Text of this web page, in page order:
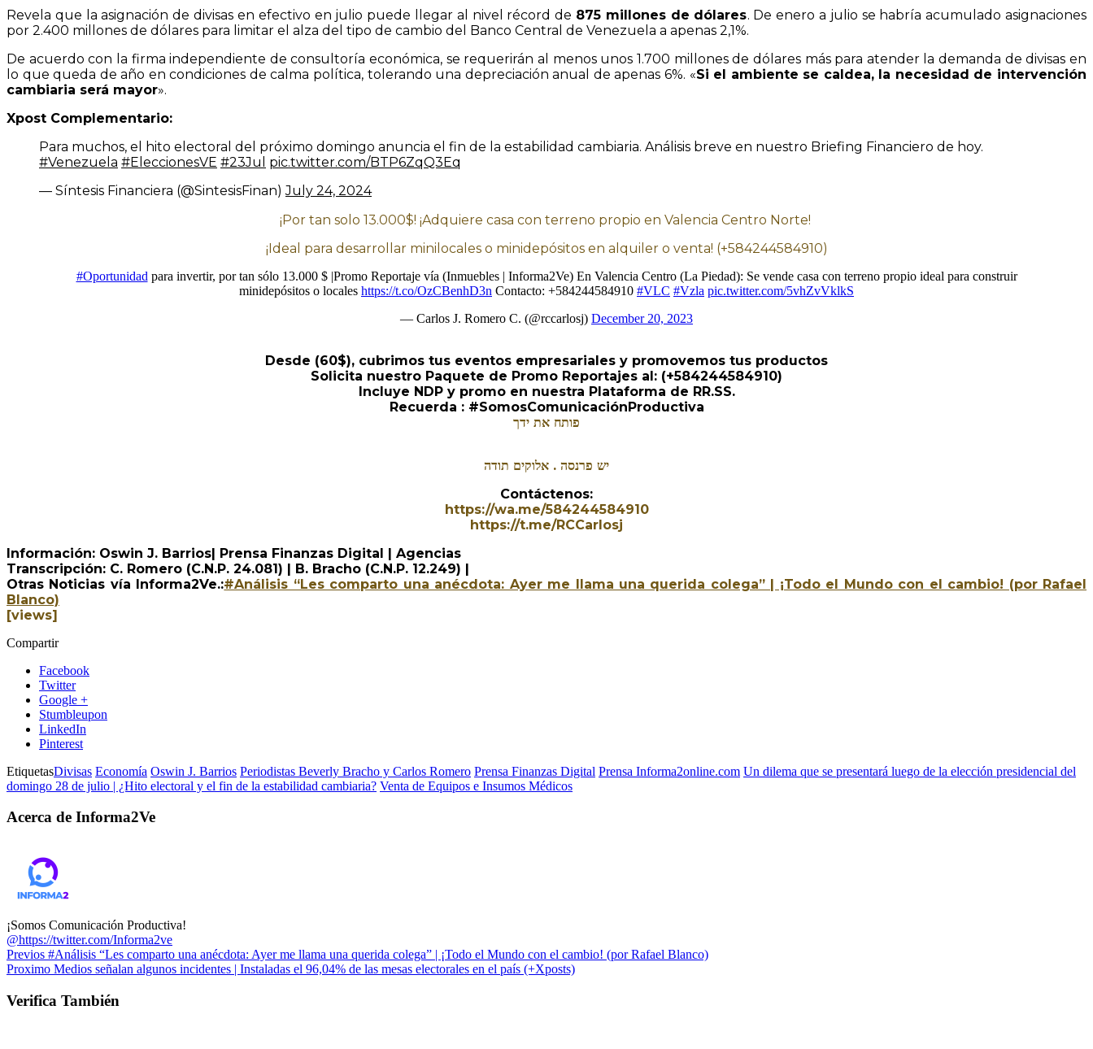
Revela que la asignación de divisas en efectivo en julio puede llegar al nivel récord de 875 millones de dólares. De enero a julio se habría acumulado asignaciones
por 2.400 millones de dólares para limitar el alza del tipo de cambio del Banco Central de Venezuela a apenas 2,1%.
De acuerdo con la firma independiente de consultoría económica, se requerirán al menos unos 1.700 millones de dólares más para atender la demanda de divisas en
lo que queda de año en condiciones de calma política, tolerando una depreciación anual de apenas 6%. «Si el ambiente se caldea, la necesidad de intervención
cambiaria será mayor».
Xpost Complementario:
Para muchos, el hito electoral del próximo domingo anuncia el fin de la estabilidad cambiaria. Análisis breve en nuestro Briefing Financiero de hoy.
#Venezuela #EleccionesVE #23Jul
pic.twitter.com/BTP6ZqQ3Eq
— Síntesis Financiera (@SintesisFinan)July 24, 2024
¡Por tan solo 13.000$! ¡Adquiere casa con terreno propio en Valencia Centro Norte!
¡Ideal para desarrollar minilocales o minidepósitos en alquiler o venta! (+584244584910)
#Oportunidad para invertir, por tan sólo 13.000 $ |Promo Reportaje vía (Inmuebles | Informa2Ve) En Valencia Centro (La Piedad): Se vende casa con terreno propio ideal para construir
minidepósitos o locales https://t.co/OzCBenhD3n Contacto: +584244584910 #VLC #Vzla pic.twitter.com/5vhZvVklkS
— Carlos J. Romero C. (@rccarlosj) December 20, 2023
Desde (60$), cubrimos tus eventos empresariales y promovemos tus productos
Solicita nuestro Paquete de Promo Reportajes al: (+584244584910)
Incluye NDP y promo en nuestra Plataforma de RR.SS.
Recuerda : #SomosComunicaciónProductiva
פותח את ידך
יש פרנסה . אלוקים תודה
Contáctenos:
https://wa.me/584244584910
https://t.me/RCCarlosj
Información: Oswin J. Barrios| Prensa Finanzas Digital | Agencias
Transcripción: C. Romero (C.N.P. 24.081) | B. Bracho (C.N.P. 12.249) |
Otras Noticias vía Informa2Ve.:#Análisis “Les comparto una anécdota: Ayer me llama una querida colega” | ¡Todo el Mundo con el cambio! (por Rafael
Blanco)
[views]
Compartir
Facebook
Twitter
Google +
Stumbleupon
LinkedIn
Pinterest
EtiquetasDivisas Economía Oswin J. Barrios Periodistas Beverly Bracho y Carlos Romero Prensa Finanzas Digital Prensa Informa2online.com Un dilema que se presentará luego de la elección presidencial del
domingo 28 de julio | ¿Hito electoral y el fin de la estabilidad cambiaria? Venta de Equipos e Insumos Médicos
Acerca de Informa2Ve
¡Somos Comunicación Productiva!
@https://twitter.com/Informa2ve
Previos #Análisis “Les comparto una anécdota: Ayer me llama una querida colega” | ¡Todo el Mundo con el cambio! (por Rafael Blanco)
Proximo Medios señalan algunos incidentes | Instaladas el 96,04% de las mesas electorales en el país (+Xposts)
Verifica También